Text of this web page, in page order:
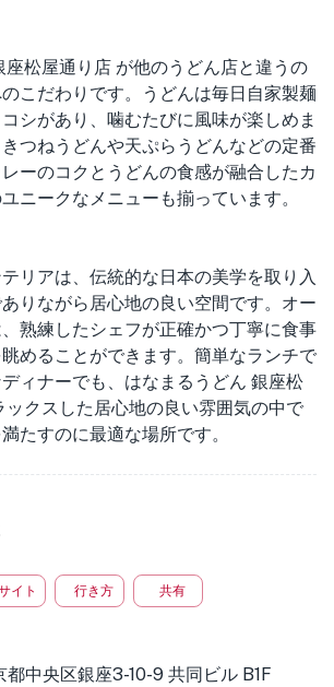
座松屋通り店 が他のうどん店と違うの
こだわりです。うどんは毎日自家製麺
シがあり、噛むたびに風味が楽しめま
つねうどんや天ぷらうどんなどの定番
ーのコクとうどんの食感が融合したカ
ニークなメニューも揃っています。
リアは、伝統的な日本の美学を取り入
りながら居心地の良い空間です。オー
熟練したシェフが正確かつ丁寧に食事
めることができます。簡単なランチで
ィナーでも、はなまるうどん 銀座松
ックスした居心地の良い雰囲気の中で
たすのに最適な場所です。
イト 行き方 共有
都中央区銀座3-10-9 共同ビル B1F